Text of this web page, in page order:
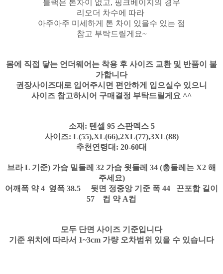
블랙은 톤차이 없고, 핑크베이지의 경우
리오더 차수에 따라
아주아주 미세하게 톤 차이 있을수 있는 점
참고 부탁드릴게요~
몸에 직접 닿는 언더웨어는 착용 후 사이즈 교환 및 반품이 불
가합니다
권장사이즈대로 입어주시면 편안하게 입으실수 있으니
사이즈 참고하시어 구매결정 부탁드릴게요 ^^
소재: 텐셀 95 스판덱스 5
사이즈: L(55),XL(66),2XL(77),3XL(88)
추천연령대: 20-60대
브라 L 기준) 가슴 밑둘레 32 가슴 윗둘레 34 (총둘레는 X2 해
주세요)
어깨폭 약 4 옆폭 38.5 뒷면 정중앙 기준 폭 44 끈포함 길이
57 컵 약 A컵
모두 단면 사이즈 기준입니다
기준 위치에 따라서 1~3cm 가량 오차범위 있을 수 있습니다